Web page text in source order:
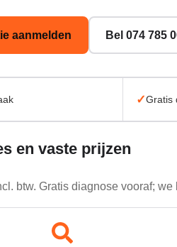
aanmelden Bel 074 785
✓Gratis
en vaste prijzen
btw. Gratis diagnose vooraf;